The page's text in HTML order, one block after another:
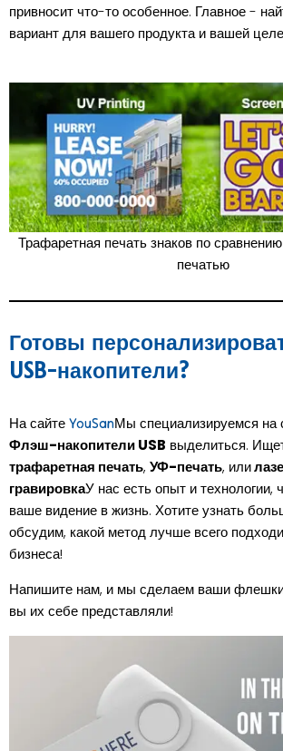
привносит что-то особенное. Главное -
вариант для вашего продукта и вашей
Трафаретная печать знаков по
печатью
Готовы
USB-накопители?
На сайте YouSanМы специализируемся на
Флэш-накопители USB выделиться.
трафаретная печать, УФ-печать, или
гравировкаУ нас есть опыт и технологии,
ваше видение в жизнь. Хотите узнать
обсудим, какой метод лучше всего
бизнеса!
Напишите нам, и мы сделаем ваши флешки
вы их себе представляли!